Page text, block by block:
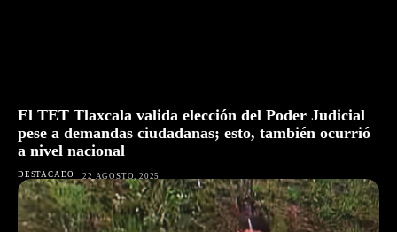
El TET Tlaxcala valida elección del Poder Judicial
pese a demandas ciudadanas; esto, también ocurrió
a nivel nacional
DESTACADO 22 AGOSTO, 2025